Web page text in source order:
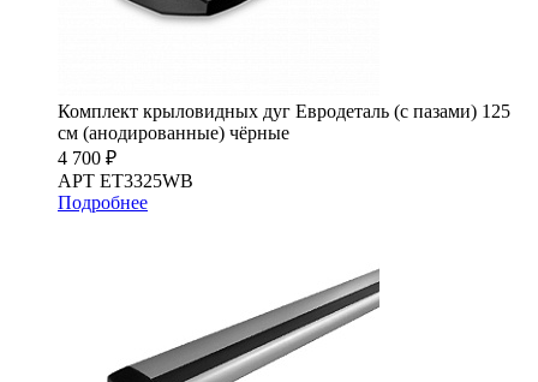
Комплект крыловидных дуг Евродеталь (с пазами) 125
см (анодированные) чёрные
4 700 ₽
АРТ ET3325WB
Подробнее